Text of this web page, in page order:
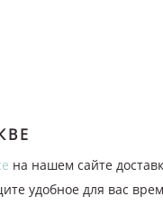
на нашем сайте
удобное для вас